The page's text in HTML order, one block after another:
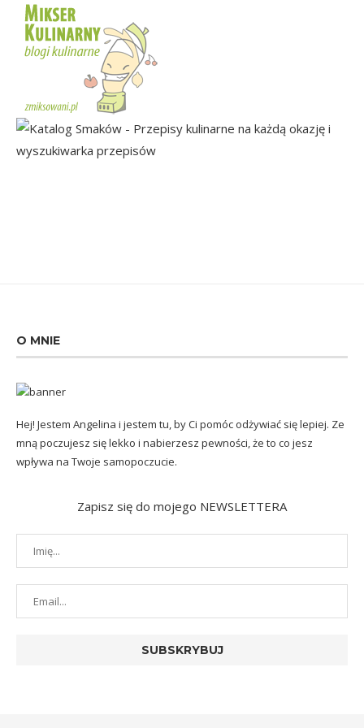
O MNIE
Hej! Jestem Angelina i jestem tu, by Ci pomóc odżywiać się lepiej. Ze
mną poczujesz się lekko i nabierzesz pewności, że to co jesz
wpływa na Twoje samopoczucie.
Zapisz się do mojego NEWSLETTERA